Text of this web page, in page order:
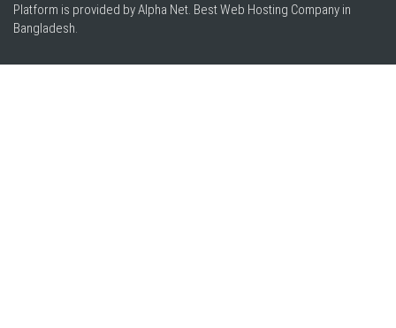
Platform is provided by Alpha Net. BestWeb Hosting Company in
Bangladesh.